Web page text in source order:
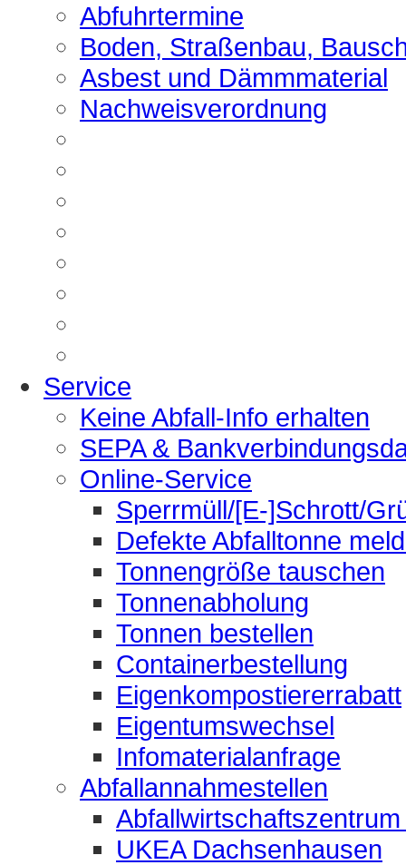
Abfuhrtermine
Boden, Straßenbau,
Asbest und Dämmmaterial
Nachweisverordnung
Service
Keine Abfall-Info erhalten
SEPA &
Online-Service
Sperrmüll/[E-]Schrott/
Defekte Abfalltonne
Tonnengröße tauschen
Tonnenabholung
Tonnen bestellen
Containerbestellung
Eigenkompostiererrabatt
Eigentumswechsel
Infomaterialanfrage
Abfallannahmestellen
UKEA Dachsenhausen